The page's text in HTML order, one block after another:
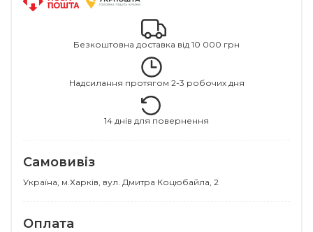
Безкоштовна доставка від 10 000 грн
Надсилання протягом 2-3 робочих дня
14 днів для повернення
Самовивіз
Українa, м.Харків, вул. Дмитра Коцюбайла, 2
Оплата